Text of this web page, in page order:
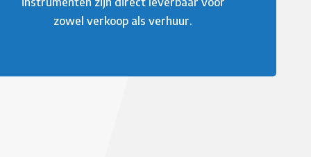
zowel verkoop als verhuur.